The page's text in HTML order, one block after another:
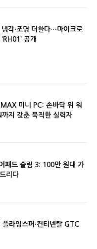
각·조명 더한다…마이크로
공개
미니 PC: 손바닥 위 워
지 갖춘 묵직한 실력자
패드 슬림 3: 100만 원대 가
리다
라잉스퍼·컨티넨탈 GTC